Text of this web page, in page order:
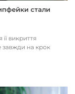
стали
викриття
на крок